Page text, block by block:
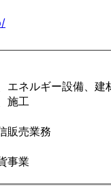
エネルギー設備、建
施工
販売業務
事業